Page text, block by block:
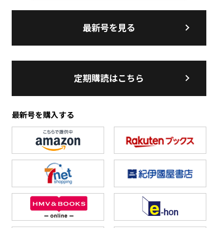
最新号を見る
定期購読はこちら
最新号を購入する